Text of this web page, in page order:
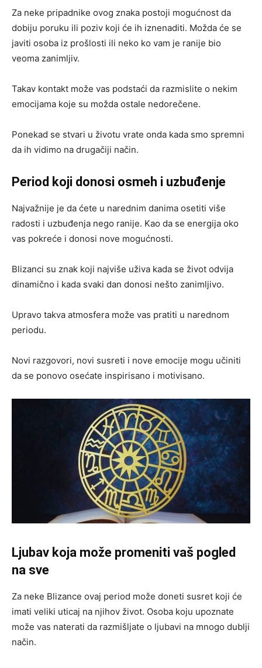
Za neke pripadnike ovog znaka postoji mogućnost da
dobiju poruku ili poziv koji će ih iznenaditi. Možda će se
javiti osoba iz prošlosti ili neko ko vam je ranije bio
veoma zanimljiv.
Takav kontakt može vas podstaći da razmislite o nekim
emocijama koje su možda ostale nedorečene.
Ponekad se stvari u životu vrate onda kada smo spremni
da ih vidimo na drugačiji način.
Period koji donosi osmeh i uzbuđenje
Najvažnije je da ćete u narednim danima osetiti više
radosti i uzbuđenja nego ranije. Kao da se energija oko
vas pokreće i donosi nove mogućnosti.
Blizanci su znak koji najviše uživa kada se život odvija
dinamično i kada svaki dan donosi nešto zanimljivo.
Upravo takva atmosfera može vas pratiti u narednom
periodu.
Novi razgovori, novi susreti i nove emocije mogu učiniti
da se ponovo osećate inspirisano i motivisano.
Ljubav koja može promeniti vaš pogled
na sve
Za neke Blizance ovaj period može doneti susret koji će
imati veliki uticaj na njihov život. Osoba koju upoznate
može vas naterati da razmišljate o ljubavi na mnogo dublji
način.